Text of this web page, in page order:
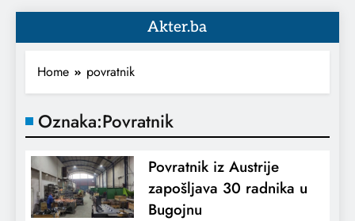
Akter.ba
Home povratnik
Oznaka:Povratnik
Povratnik iz Austrije
zapošljava 30 radnika u
Bugojnu